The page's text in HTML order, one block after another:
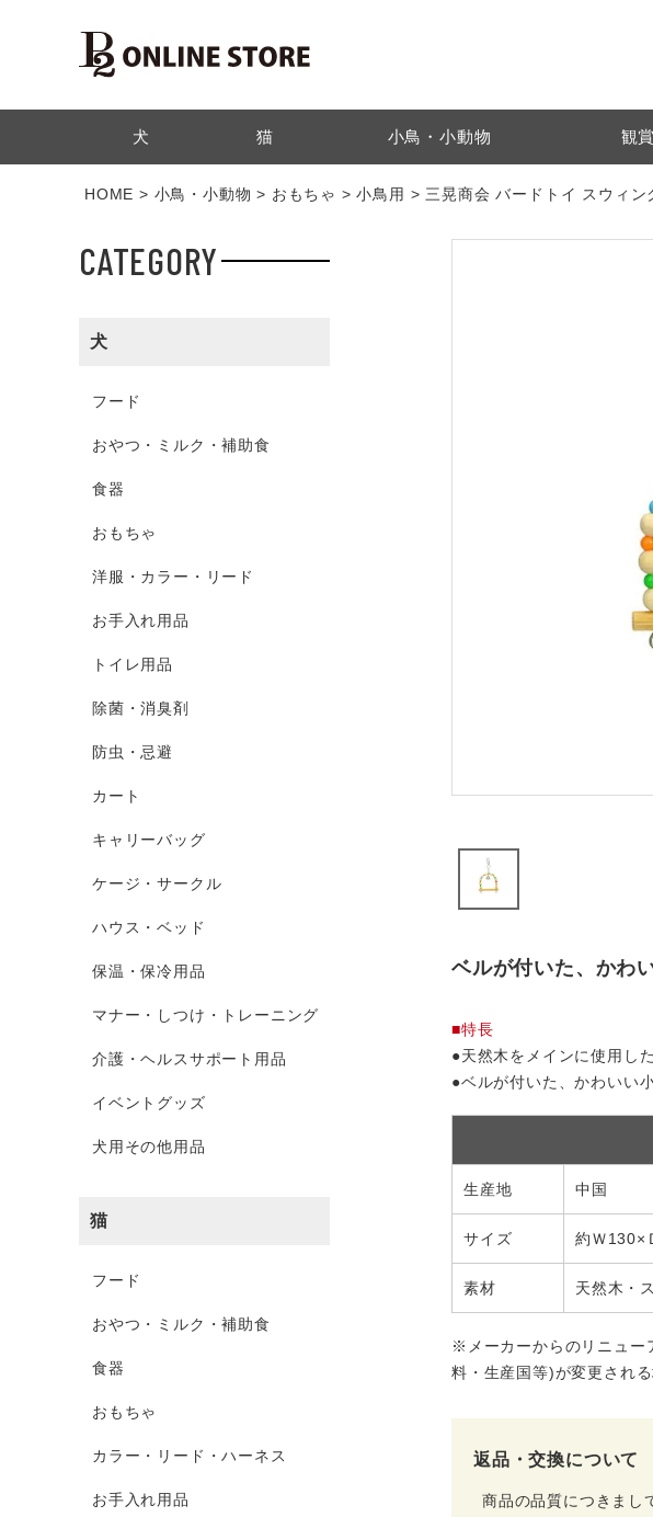
検索
犬 猫 小鳥・小動物 観
HOME 小鳥・小動物 おもちゃ 小鳥用 三晃商会 バードトイ スウィン
CATEGORY
犬
フード
おやつ・ミルク・補助食
食器
おもちゃ
洋服・カラー・リード
お手入れ用品
トイレ用品
除菌・消臭剤
防虫・忌避
カート
キャリーバッグ
ケージ・サークル
ハウス・ベッド
保温・保冷用品
マナー・しつけ・トレーニング
介護・ヘルスサポート用品
イベントグッズ
犬用その他用品
猫
フード
おやつ・ミルク・補助食
食器
おもちゃ
カラー・リード・ハーネス
お手入れ用品
ベルが付いた、かわ
■特長
●天然木をメインに使用し
●ベルが付いた、かわいい
生産地 中国
サイズ 約Ｗ130×
素材 天然木・
※メーカーからのリニュー
料・生産国等)が変更される
返品・交換について
商品の品質につきまし